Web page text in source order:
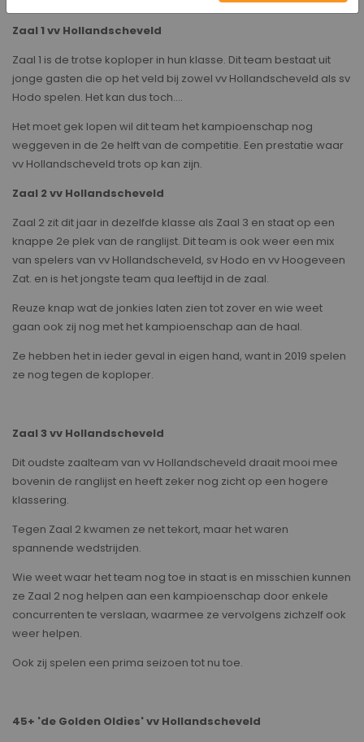
Zaal 1 vv Hollandscheveld
Zaal 1 is de trotse koploper in hun klasse. Dit team bestaat uit
jonge gasten die op het veld bij zowel vv Hollandscheveld als sv
Hodo spelen. Het kan dus toch....
Het moet gek lopen wil dit team het kampioenschap nog
weggeven in de 2e helft van de competitie. Een prestatie waar
vv Hollandscheveld trots op kan zijn.
Zaal 2 vv Hollandscheveld
Zaal 2 zit dit jaar in dezelfde klasse als Zaal 3 en staat op een
knappe 2e plek van de ranglijst. Dit team is ook weer een mix
van spelers van vv Hollandscheveld, sv Hodo en vv Hoogeveen
Zat. en is het jongste team qua leeftijd in de zaal.
Reuze knap wat de jonkies laten zien tot zover en wie weet
gaan ook zij nog met het kampioenschap aan de haal.
Ze hebben het in ieder geval in eigen hand, want in 2019 spelen
ze nog tegen de koploper.
Zaal 3 vv Hollandscheveld
Dit oudste zaalteam van vv Hollandscheveld draait mooi mee
bovenin de ranglijst en heeft zeker nog zicht op een hogere
klassering.
Tegen Zaal 2 kwamen ze net tekort, maar het waren
spannende wedstrijden.
Wie weet waar het team nog toe in staat is en misschien kunnen
ze Zaal 2 nog helpen aan een kampioenschap door enkele
concurrenten te verslaan, waarmee ze vervolgens zichzelf ook
weer helpen.
Ook zij spelen een prima seizoen tot nu toe.
45+ 'de Golden Oldies' vv Hollandscheveld